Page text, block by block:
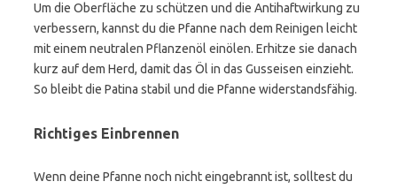
Um die Oberfläche zu schützen und die Antihaftwirkung zu
verbessern, kannst du die Pfanne nach dem Reinigen leicht
mit einem neutralen Pflanzenöl einölen. Erhitze sie danach
kurz auf dem Herd, damit das Öl in das Gusseisen einzieht.
So bleibt die Patina stabil und die Pfanne widerstandsfähig.
Richtiges Einbrennen
Wenn deine Pfanne noch nicht eingebrannt ist, solltest du